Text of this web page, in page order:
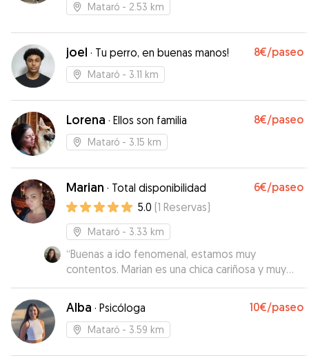
Mataró - 2.53 km
joel · Tu perro, en buenas manos! 8€/paseo
Mataró - 3.11 km
Lorena · Ellos son familia 8€/paseo
Mataró - 3.15 km
Marian · Total disponibilidad 6€/paseo
5.0 (1 Reservas)
Mataró - 3.33 km
“Buenas a ido fenomenal, estamos muy
contentos. Marian es una chica cariñosa y muy
amable y trata muy bien a los perros.”
Alba · Psicóloga 10€/paseo
Mataró - 3.59 km